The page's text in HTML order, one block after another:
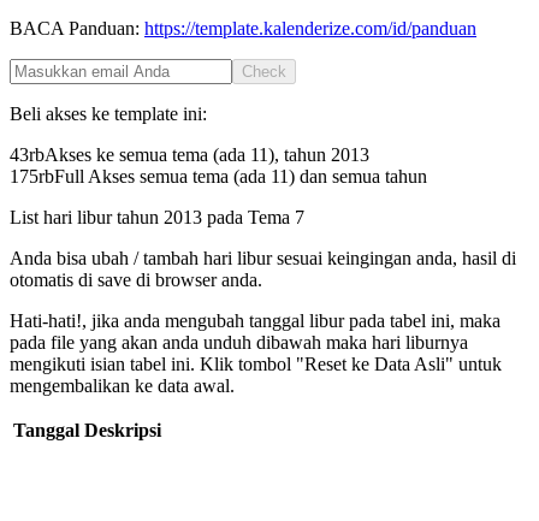
BACA Panduan: https://template.kalenderize.com/id/panduan
Check
Beli akses ke template ini:
43rbAkses ke semua tema (ada 11), tahun 2013
175rbFull Akses semua tema (ada 11) dan semua tahun
List hari libur tahun 2013 pada Tema 7
Anda bisa ubah / tambah hari libur sesuai keingingan anda, hasil di
otomatis di save di browser anda.
Hati-hati!, jika anda mengubah tanggal libur pada tabel ini, maka
pada file yang akan anda unduh dibawah maka hari liburnya
mengikuti isian tabel ini. Klik tombol "Reset ke Data Asli" untuk
mengembalikan ke data awal.
Tanggal Deskripsi